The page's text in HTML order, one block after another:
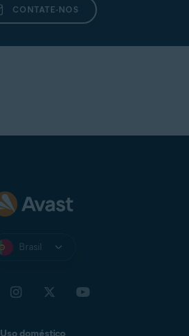
CONTATE-NOS
Brasil
Uso doméstico